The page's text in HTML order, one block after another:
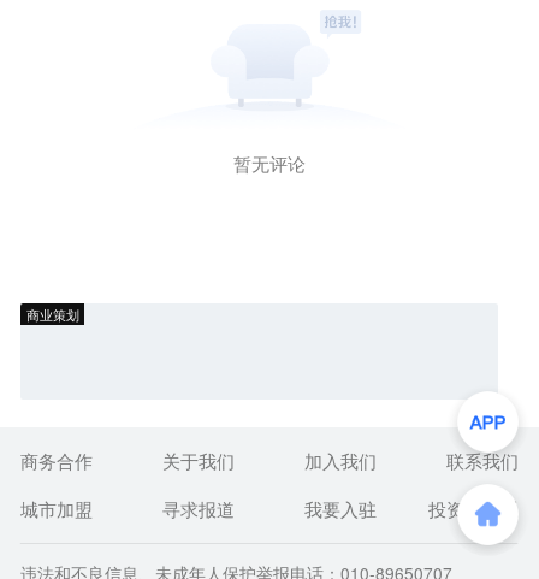
暂无评论
商业策划
商务合作 关于我们 加入我们
联系我们
城市加盟
寻求报道 我要入驻 投资者关系
违法和不良信息、未成年人保护举报电话：010-89650707